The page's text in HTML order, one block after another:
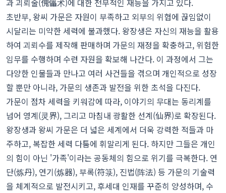
과 괴뢰술(傀儡术)에 대한 천부적인 재능을 가지고 있다.
초반부, 왕씨 가문은 자원이 부족하고 외부의 위협에 끊임없이
시달리는 미약한 세력에 불과했다. 왕장생은 자신의 재능을 활용
하여 괴뢰수를 제작해 판매하며 가문의 재정을 확충하고, 위험한
임무를 수행하며 수련 자원을 확보해 나간다. 이 과정에서 그는
다양한 인물들과 만나고 여러 사건들을 겪으며 개인적으로 성장
할 뿐만 아니라, 가문의 생존과 발전을 위한 초석을 다진다.
가문이 점차 세력을 키워감에 따라, 이야기의 무대는 동리계를
넘어 영계(灵界), 그리고 마침내 광활한 선계(仙界)로 확장된다.
왕장생과 왕씨 가문은 더 넓은 세계에서 더욱 강력한 적들과 마
주하고, 복잡한 세력 다툼에 휘말리게 된다. 하지만 그들은 개인
의 힘이 아닌 '가족'이라는 공동체의 힘으로 위기를 극복한다. 연
단(炼丹), 연기(炼器), 부록(符箓), 진법(阵法) 등 가문의 기술력
을 체계적으로 발전시키고, 후세대 인재를 꾸준히 양성하며, 수